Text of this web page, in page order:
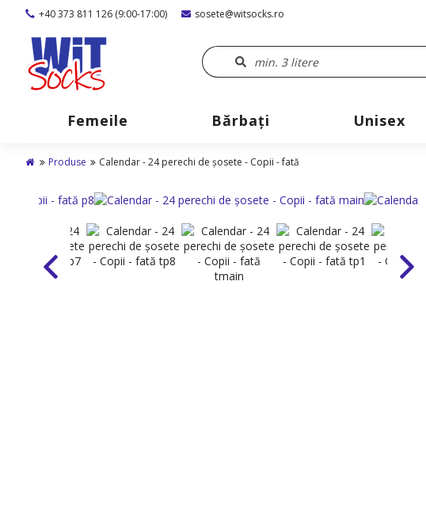
+40 373 811 126 (9:00-17:00) sosete@witsocks.ro
Femeile Bărbaţi Unisex
Produse Calendar - 24 perechi de șosete - Copii - fată